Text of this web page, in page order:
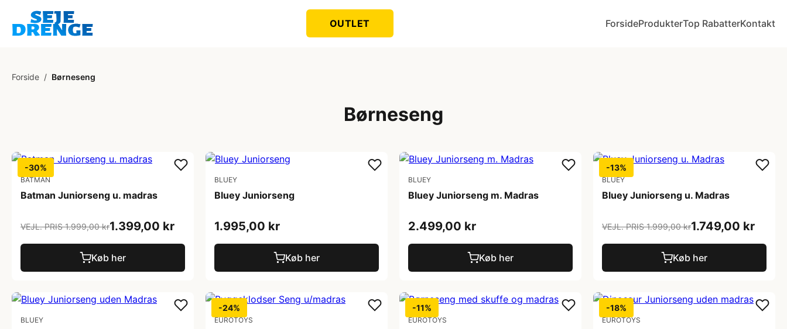
OUTLET ForsideProdukterTop RabatterKontakt
Forside / Børneseng
Børneseng
-30%
BATMAN
Batman Juniorseng u. madras
VEJL. PRIS 1.999,00 kr1.399,00 kr
Køb her
BLUEY
Bluey Juniorseng
1.995,00 kr
Køb her
BLUEY
Bluey Juniorseng m. Madras
2.499,00 kr
Køb her
-13%
BLUEY
Bluey Juniorseng u. Madras
VEJL. PRIS 1.999,00 kr1.749,00 kr
Køb her
BLUEY
-24%
EUROTOYS
-11%
EUROTOYS
-18%
EUROTOYS